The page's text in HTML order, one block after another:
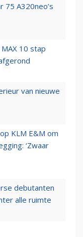
75 A320neo’s
10 stap
van nieuwe
KLM E&M om
‘Zwaar
debutanten
alle ruimte